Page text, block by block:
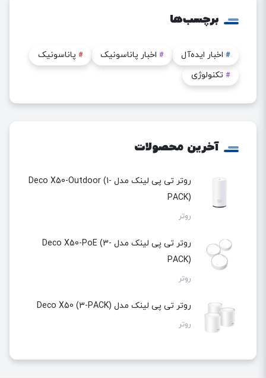
برچسب‌ها
# اخبار ایده‌آل # اخبار پاناسونیک # پاناسونیک
# تکنولوژی
آخرین محصولات
روتر تی پی لینک مدل Deco X50-Outdoor (1-
PACK)
روتر
روتر تی پی لینک مدل Deco X50-PoE (3-
PACK)
روتر
روتر تی پی لینک مدل Deco X50 (3-PACK)
روتر